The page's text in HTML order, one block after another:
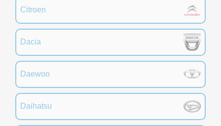
Citroen
Dacia
Daewoo
Daihatsu